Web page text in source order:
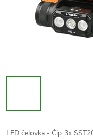
LED čelovka - Čip 3x